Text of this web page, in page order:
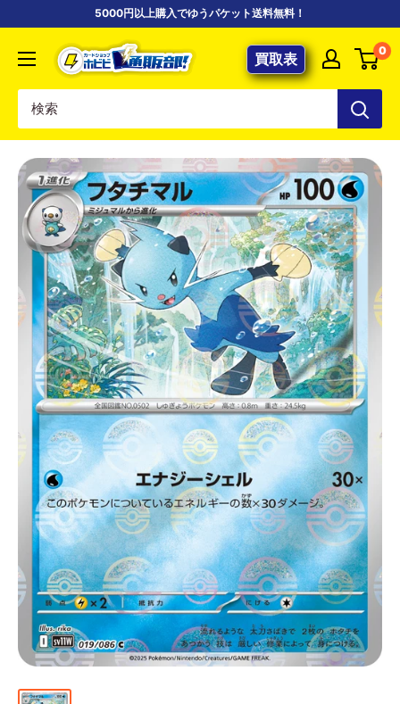
5000円以上購入でゆうパケット送料無料！
【ポ
ケ
専
門
店】
カ
ー
ド
シ
ョ
ッ
プ
ホ
ビ
ビ
通
販
部
買取表 0